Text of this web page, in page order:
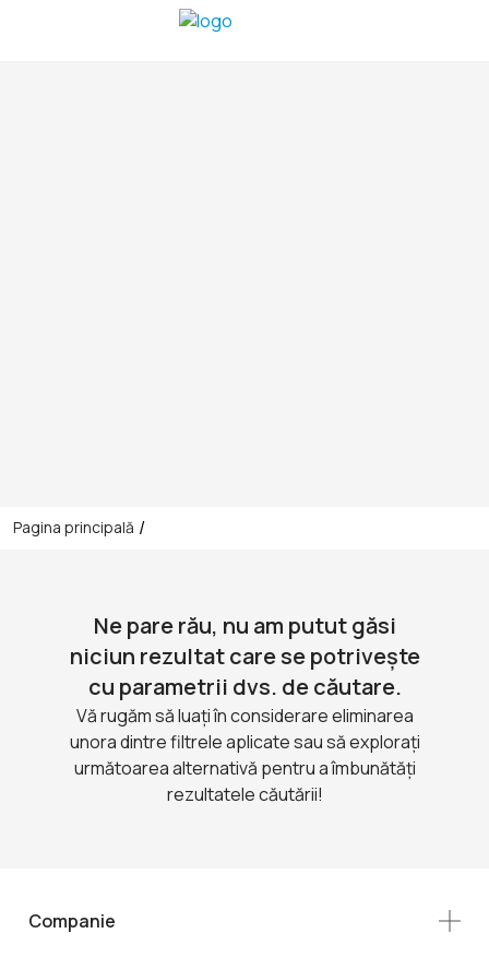
Pagina principală /
Ne pare rău, nu am putut găsi
niciun rezultat care se potrivește
cu parametrii dvs. de căutare.
Vă rugăm să luați în considerare eliminarea
unora dintre filtrele aplicate sau să explorați
următoarea alternativă pentru a îmbunătăți
rezultatele căutării!
Companie